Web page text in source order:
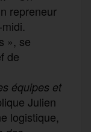
repreneur
», se
de
équipes et
Julien
logistique,